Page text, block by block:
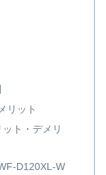
リット
ト・デメリ
D120XL-W